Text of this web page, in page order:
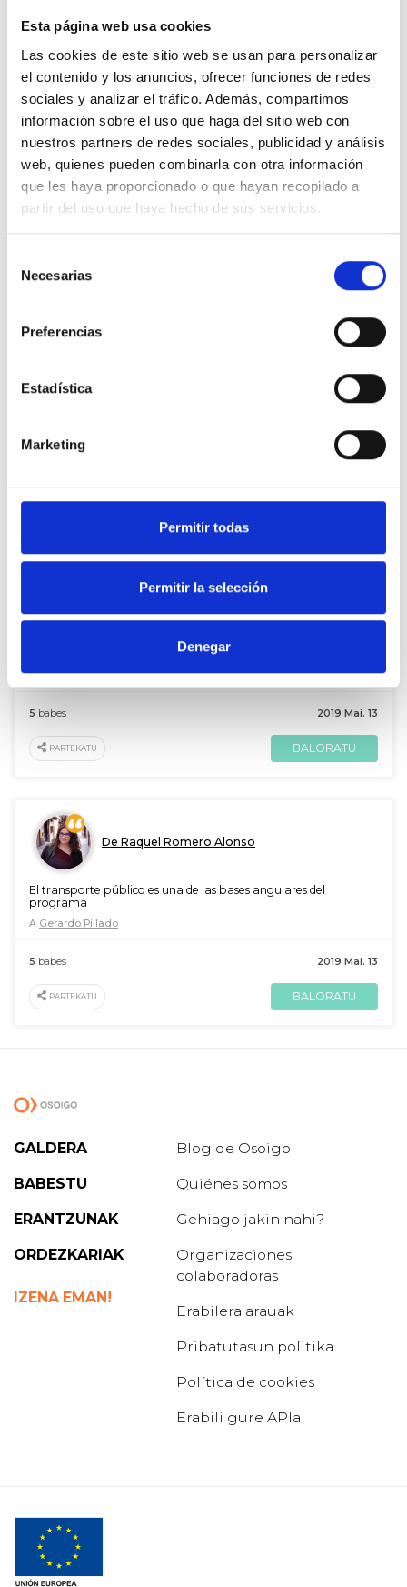
Esta página web usa cookies
Las cookies de este sitio web se usan para personalizar
el contenido y los anuncios, ofrecer funciones de redes
sociales y analizar el tráfico. Además, compartimos
información sobre el uso que haga del sitio web con
nuestros partners de redes sociales, publicidad y análisis
web, quienes pueden combinarla con otra información
que les haya proporcionado o que hayan recopilado a
partir del uso que haya hecho de sus servicios.
Necesarias
Preferencias
Estadística
Marketing
Permitir todas
Permitir la selección
Denegar
De Raquel Romero Alonso
Efectivamente! Tenemos una propuesta que reafirma este
compromiso
2019 Mai. 13
6babes
Bonificaciones en las cuotas de autónomos, escuelas rurales y
PARTEKATU BALORATU
De Raquel Romero Alonso
El cupo vasco no es la culpable
2019 Mai. 13
5 babes
PARTEKATU BALORATU
De Raquel Romero Alonso
El transporte público es una de las bases angulares del
programa
A Gerardo Pillado
2019 Mai. 13
5 babes
PARTEKATU BALORATU
GALDERA
BABESTU
ERANTZUNAK
ORDEZKARIAK
IZENA EMAN!
Blog de Osoigo
Quiénes somos
Gehiago jakin nahi?
Organizaciones
colaboradoras
Erabilera arauak
Pribatutasun politika
Política de cookies
Erabili gure APIa